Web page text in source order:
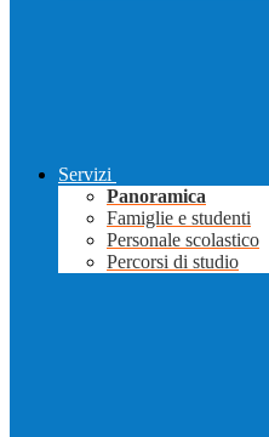
Servizi
Panoramica
Famiglie e studenti
Personale scolastico
Percorsi di studio